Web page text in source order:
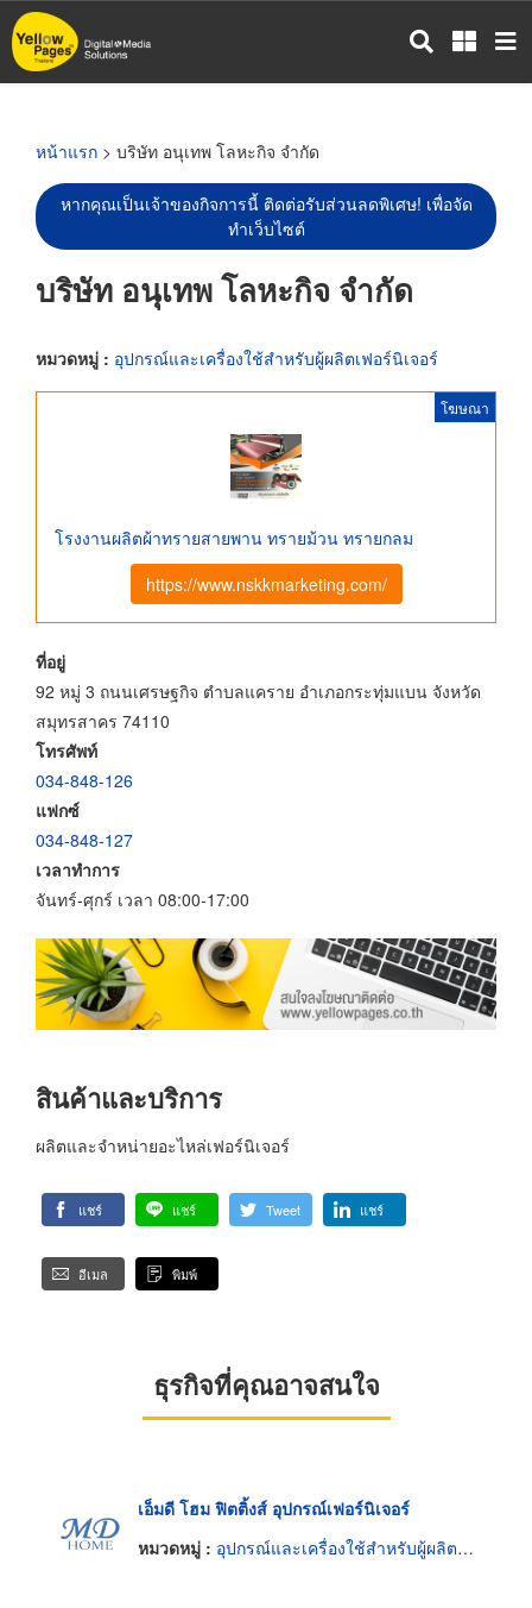
ข้าม
ไป
หน้าแรก > บริษัท อนุเทพ โลหะกิจ จำกัด
หากคุณเป็นเจ้าของกิจการนี้ ติดต่อรับส่วนลดพิเศษ! เพื่อจัด
ทำเว็บไซต์
บริษัท อนุเทพ โลหะกิจ จำกัด
หมวดหมู่ : อุปกรณ์และเครื่องใช้สำหรับผู้ผลิตเฟอร์นิเจอร์
โฆษณา
โรงงานผลิตผ้าทรายสายพาน ทรายม้วน ทรายกลม
https://www.nskkmarketing.com/
ที่อยู่
92 หมู่ 3 ถนนเศรษฐกิจ ตำบลแคราย อำเภอกระทุ่มแบน จังหวัด
สมุทรสาคร 74110
โทรศัพท์
034-848-126
แฟกซ์
034-848-127
เวลาทำการ
จันทร์-ศุกร์ เวลา 08:00-17:00
สินค้าและบริการ
ผลิตและจำหน่ายอะไหล่เฟอร์นิเจอร์
แชร์ แชร์ Tweet แชร์
อีเมล พิมพ์
ธุรกิจที่คุณอาจสนใจ
เอ็มดี โฮม ฟิตติ้งส์ อุปกรณ์เฟอร์นิเจอร์
หมวดหมู่ : อุปกรณ์และเครื่องใช้สำหรับผู้ผลิตเฟอร์นิเจอร์